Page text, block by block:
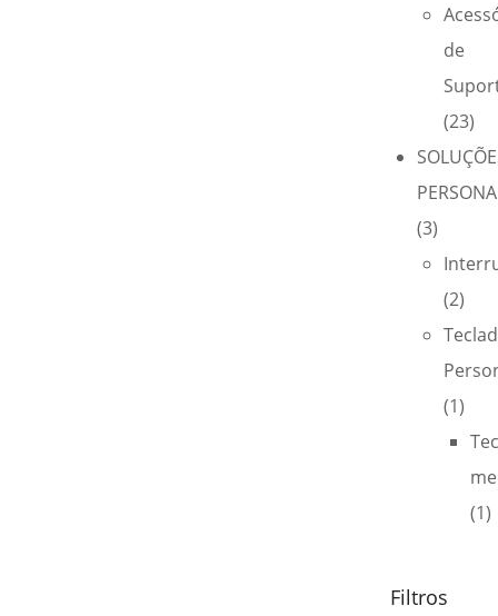
de
(23)
(3)
(2)
(1)
(1)
Filtros